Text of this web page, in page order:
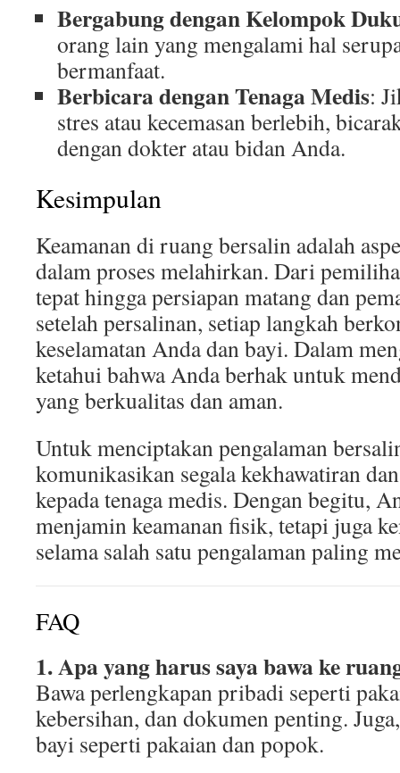
Bergabung dengan Kelompok
orang lain yang mengalami hal
bermanfaat.
Berbicara dengan Tenaga Medis:
stres atau kecemasan berlebih,
dengan dokter atau bidan Anda.
Kesimpulan
Keamanan di ruang bersalin adalah
dalam proses melahirkan. Dari
tepat hingga persiapan matang dan
setelah persalinan, setiap langkah
keselamatan Anda dan bayi. Dalam
ketahui bahwa Anda berhak untuk
yang berkualitas dan aman.
Untuk menciptakan pengalaman
komunikasikan segala kekhawatiran
kepada tenaga medis. Dengan begitu,
menjamin keamanan fisik, tetapi juga
selama salah satu pengalaman paling
FAQ
1. Apa yang harus saya bawa ke
Bawa perlengkapan pribadi seperti
kebersihan, dan dokumen penting.
bayi seperti pakaian dan popok.